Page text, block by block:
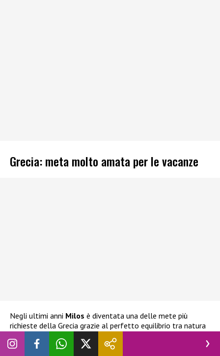
Grecia: meta molto amata per le vacanze
Negli ultimi anni Milos è diventata una delle mete più
richieste della Grecia grazie al perfetto equilibrio tra natura